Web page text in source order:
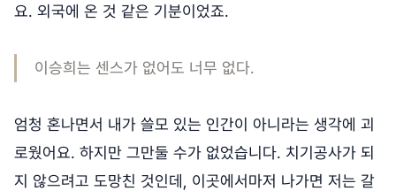
요. 외국에 온 것 같은 기분이었죠.
이승희는 센스가 없어도 너무 없다.
엄청 혼나면서 내가 쓸모 있는 인간이 아니라는 생각에 괴
로웠어요. 하지만 그만둘 수가 없었습니다. 치기공사가 되
지 않으려고 도망친 것인데, 이곳에서마저 나가면 저는 갈